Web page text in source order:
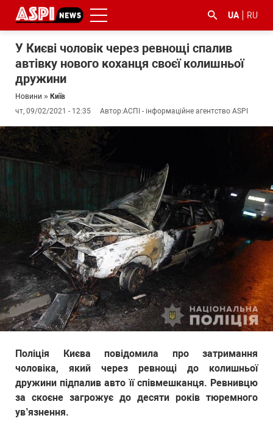
UA RU
У Києві чоловік через ревнощі спалив
автівку нового коханця своєї колишньої
дружини
Новини » Київ
чт, 09/02/2021 - 12:35
Автор:АСПІ - інформаційне агентство ASPI
Поліція Києва повідомила про затримання
чоловіка, який через ревнощі до колишньої
дружини підпалив авто її співмешканця. Ревнивцю
за скоєне загрожує до десяти років тюремного
ув’язнення.
#ООС
#боротьба
з
корупцією
#ДФС